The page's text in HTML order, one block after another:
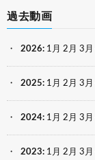
過去動画
2026: 1月 2月 3月
2025: 1月 2月 3月
2024: 1月 2月 3月
2023: 1月 2月 3月